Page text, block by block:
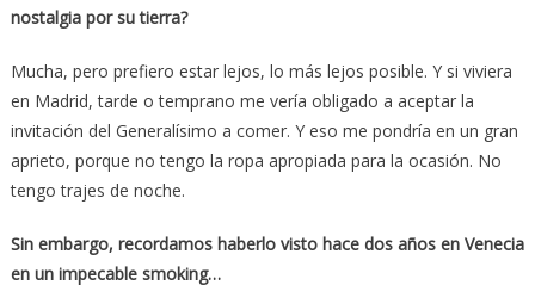
nostalgia por su tierra?
Mucha, pero prefiero estar lejos, lo más lejos posible. Y si viviera
en Madrid, tarde o temprano me vería obligado a aceptar la
invitación del Generalísimo a comer. Y eso me pondría en un gran
aprieto, porque no tengo la ropa apropiada para la ocasión. No
tengo trajes de noche.
Sin embargo, recordamos haberlo visto hace dos años en Venecia
en un impecable smoking…